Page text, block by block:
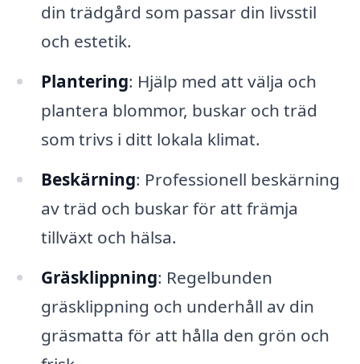
din trädgård som passar din livsstil
och estetik.
Plantering: Hjälp med att välja och
plantera blommor, buskar och träd
som trivs i ditt lokala klimat.
Beskärning: Professionell beskärning
av träd och buskar för att främja
tillväxt och hälsa.
Gräsklippning: Regelbunden
gräsklippning och underhåll av din
gräsmatta för att hålla den grön och